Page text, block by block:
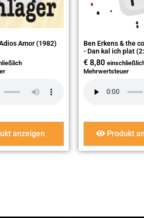
Amor (1982)
anzeigen
Ben Erkens & the
- Dan kal ich plat
€8,80
Mehrwertsteuer
Produkt